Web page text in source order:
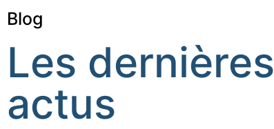
Blog
Les dernières
actus